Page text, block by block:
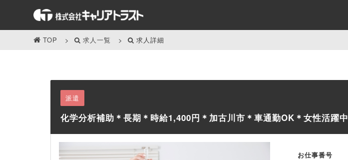
TOP 求人一覧 求人詳細
派遣
化学分析補助＊長期＊時給1,400円＊加古川市＊車通勤OK＊女性活躍中
お仕事番号